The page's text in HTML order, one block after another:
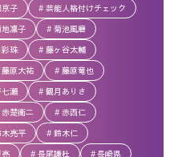
子
芸能人格付けチェック
地凛子
菊池風磨
彩珠
藤ヶ谷太輔
藤原大祐
藤原竜也
瀬
観月ありさ
赤楚衛二
赤西仁
木亮平
鈴木仁
亮 長尾謙杜 長崎県